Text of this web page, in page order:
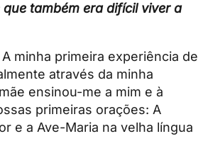
também era difícil viver a
minha primeira experiência de
através da minha
ensinou-me a mim e à
primeiras orações: A
e a Ave-Maria na velha língua